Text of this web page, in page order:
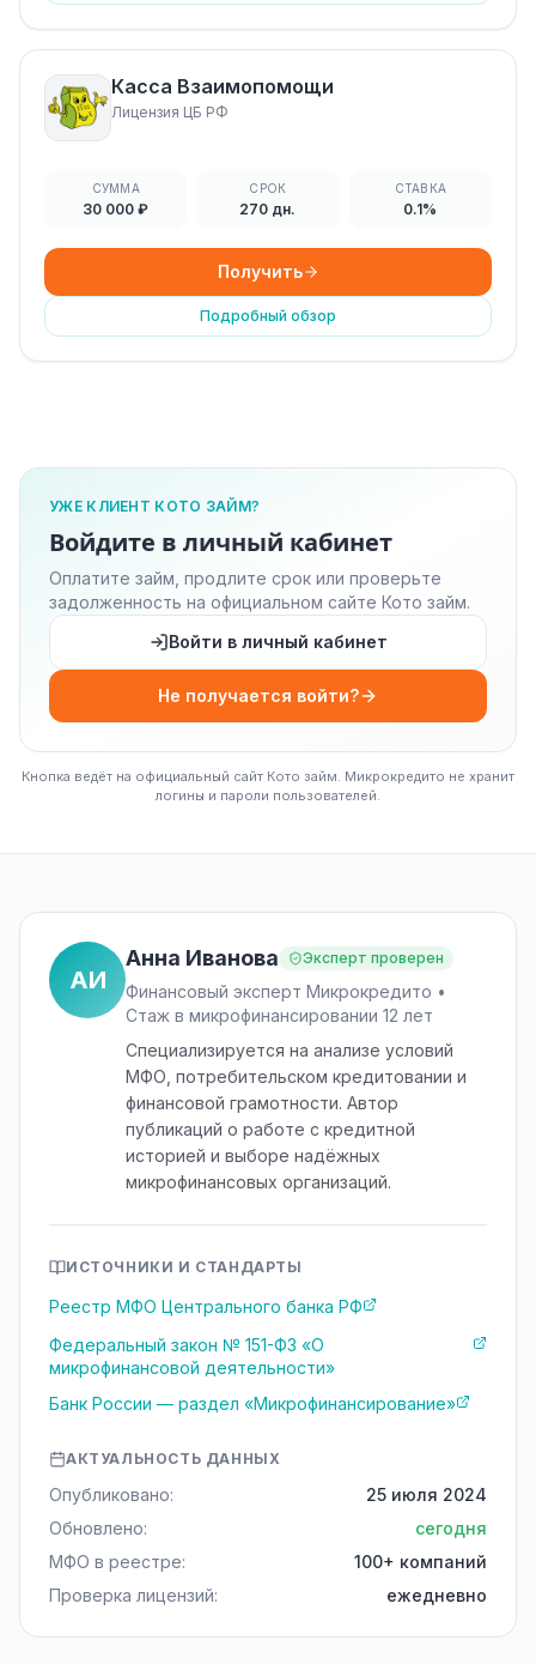
Касса Взаимопомощи
Лицензия ЦБ РФ
СУММА
30 000 ₽
СРОК
270 дн.
СТАВКА
0.1%
Получить
Подробный обзор
УЖЕ КЛИЕНТ КОТО ЗАЙМ?
Войдите в личный кабинет
Оплатите займ, продлите срок или проверьте
задолженность на официальном сайте Кото займ.
Войти в личный кабинет
Не получается войти?
Кнопка ведёт на официальный сайт Кото займ. Микрокредито не хранит
логины и пароли пользователей.
АИ
Анна Иванова Эксперт проверен
Финансовый эксперт Микрокредито •
Стаж в микрофинансировании 12 лет
Специализируется на анализе условий
МФО, потребительском кредитовании и
финансовой грамотности. Автор
публикаций о работе с кредитной
историей и выборе надёжных
микрофинансовых организаций.
ИСТОЧНИКИ И СТАНДАРТЫ
Реестр МФО Центрального банка РФ
Федеральный закон № 151-ФЗ «О
микрофинансовой деятельности»
Банк России — раздел «Микрофинансирование»
АКТУАЛЬНОСТЬ ДАННЫХ
Опубликовано:
25 июля 2024
Обновлено:
сегодня
МФО в реестре:
100+ компаний
Проверка лицензий:
ежедневно